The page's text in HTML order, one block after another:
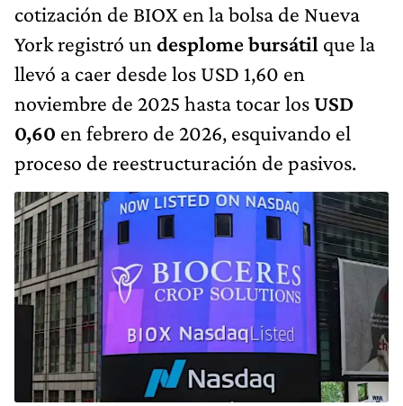
cotización de BIOX en la bolsa de Nueva
York registró un desplome bursátil que la
llevó a caer desde los USD 1,60 en
noviembre de 2025 hasta tocar losUSD
0,60 en febrero de 2026, esquivando el
proceso de reestructuración de pasivos.